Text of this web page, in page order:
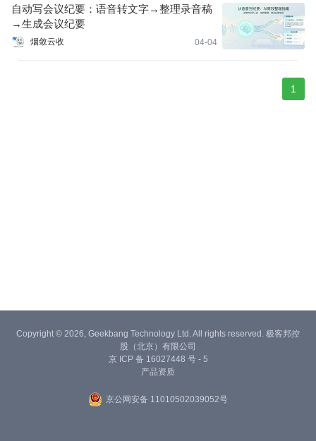
自动写会议纪要：语音转文字→整理录音稿
→生成会议纪要
烟敛云收 04-04
1
Copyright © 2026, Geekbang Technology Ltd. All rights reserved. 极客邦控
股（北京）有限公司
京 ICP 备 16027448 号 - 5
产品资质
京公网安备 11010502039052号